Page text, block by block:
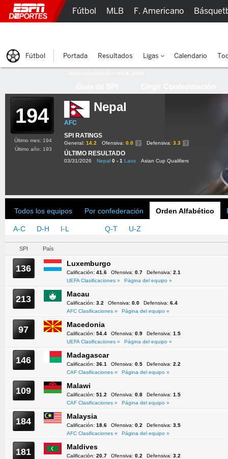
194 Nepal
AFC
SPI RATINGS
General: 14.2 Ofensiva: 0.0 Defensiva: 3.3
ÚLTIMO RESULTADO
03/31/2026 Nepal 0 - 1 Laos Asian Cup Qualifiers
Último mes: 194
Último año: 193
Todos los equipos Por confederación Orden Alfabético
A-C D-H I-L Q-T U-Z
SPI País
136 Luxemburgo
Calificación: 41.6 Ofensiva: 0.7 Defensiva: 2.1
UEFA Clasificaciones »
Página del equipo »
213 Macau
Calificación: 3.2 Ofensiva: 0.0 Defensiva: 6.4
AFC Clasificaciones »
Página del equipo »
97 Macedonia
Calificación: 54.4 Ofensiva: 0.9 Defensiva: 1.5
UEFA Clasificaciones »
Página del equipo »
146 Madagascar
Calificación: 36.1 Ofensiva: 0.5 Defensiva: 2.2
CAF Clasificaciones »
Página del equipo »
109 Malawi
Calificación: 51.2 Ofensiva: 0.8 Defensiva: 1.5
CAF Clasificaciones »
Página del equipo »
184 Malaysia
Calificación: 18.6 Ofensiva: 0.2 Defensiva: 3.5
AFC Clasificaciones »
Página del equipo »
181 Maldives
Calificación: 20.7 Ofensiva: 0.2 Defensiva: 3.2
Fútbol MLB F. Americano
Fútbol Portada Resultados Ligas Calendario